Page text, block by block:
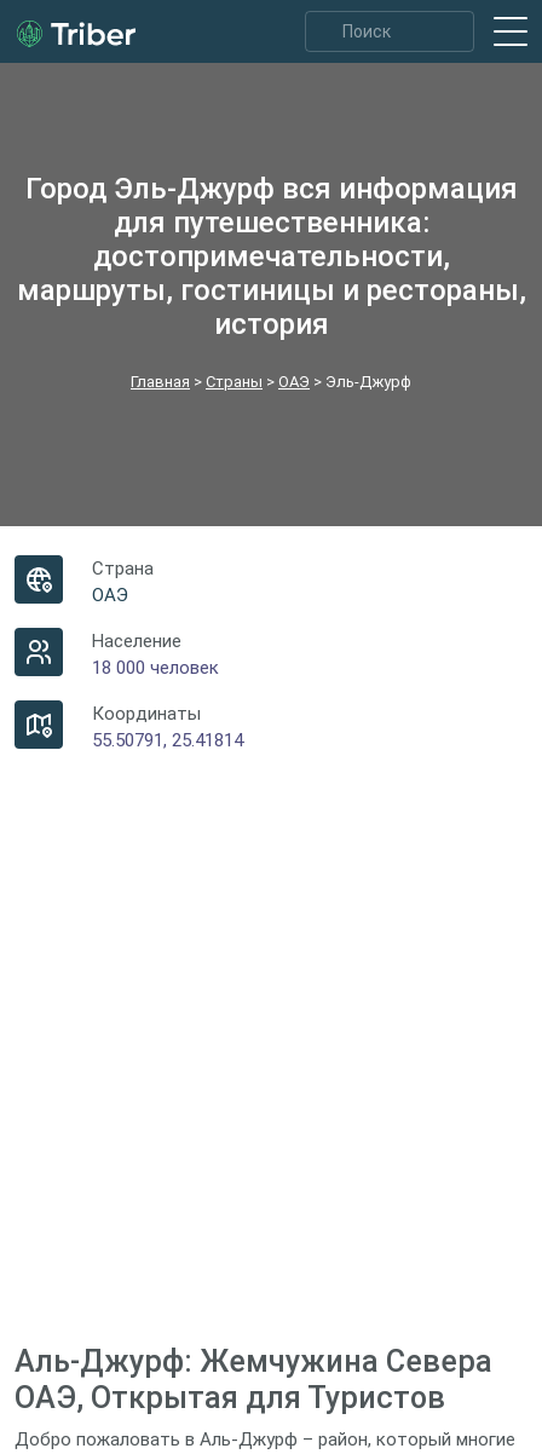
Город Эль-Джурф вся информация
для путешественника:
достопримечательности,
маршруты, гостиницы и рестораны,
история
Главная > Страны > ОАЭ > Эль-Джурф
Страна
ОАЭ
Население
18 000 человек
Координаты
55.50791, 25.41814
Аль-Джурф: Жемчужина Севера
ОАЭ, Открытая для Туристов
Добро пожаловать в Аль-Джурф – район, который многие